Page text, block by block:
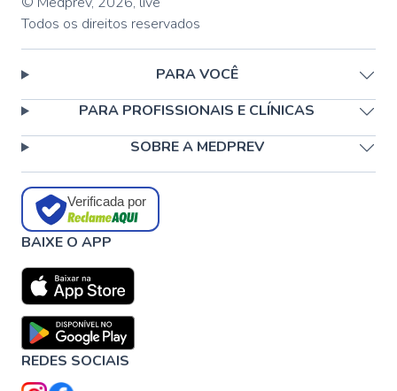
Todos os direitos reservados
PARA VOCÊ
PARA PROFISSIONAIS E CLÍNICAS
SOBRE A MEDPREV
Verificada por
BAIXE O APP
REDES SOCIAIS